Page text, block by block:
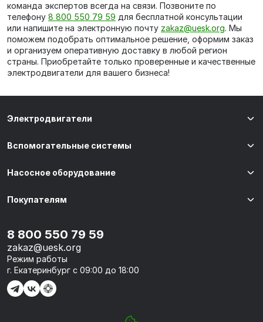
команда экспертов всегда на связи. Позвоните по
телефону 8 800 550 79 59 для бесплатной консультации
или напишите на электронную почту zakaz@uesk.org. Мы
поможем подобрать оптимальное решение, оформим заказ
и организуем оперативную доставку в любой регион
страны. Приобретайте только проверенные и качественные
электродвигатели для вашего бизнеса!
Электродвигатели
Вспомогательные системы
Насосное оборудование
Покупателям
8 800 550 79 59
zakaz@uesk.org
Режим работы
г. Екатеринбург с 09:00 до 18:00